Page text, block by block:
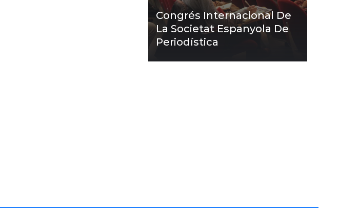
Congrés Internacional De
La Societat Espanyola De
Periodística